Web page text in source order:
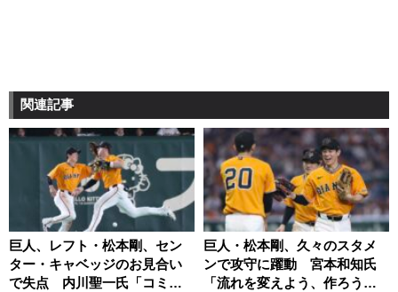
関連記事
巨人、レフト・松本剛、セン
ター・キャベッジのお見合い
で失点 内川聖一氏「コミュ
巨人・松本剛、久々のスタメ
ンで攻守に躍動 宮本和知氏
「流れを変えよう、作ろうと